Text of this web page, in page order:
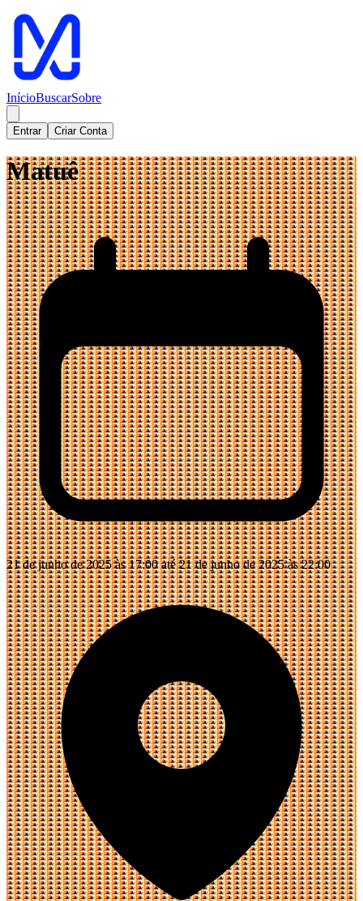
InícioBuscarSobre
Entrar Criar Conta
Matuê
21 de junho de 2025 às 17:00 até 21 de junho de 2025 às 22:00